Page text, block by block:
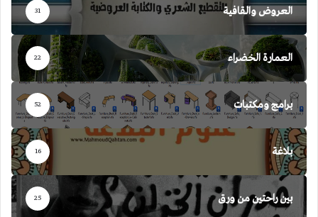
العروض والقافية 31
العمارة الخضراء 22
برامج ومكتبات 52
بلاغة 16
بين راحتين من ورق 25